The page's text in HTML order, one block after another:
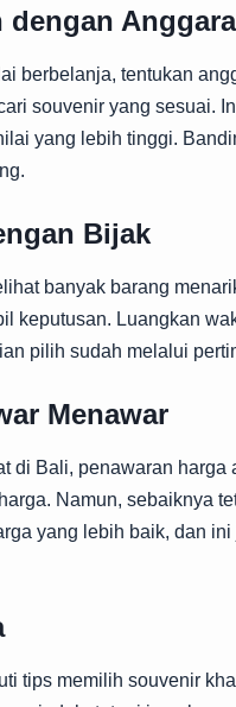
dengan
berbelanja, tentukan
souvenir yang sesuai.
yang lebih tinggi.
Bijak
banyak barang
keputusan. Luangkan
pilih sudah melalui
Menawar
di Bali, penawaran
Namun, sebaiknya
yang lebih baik, dan
tips memilih souvenir